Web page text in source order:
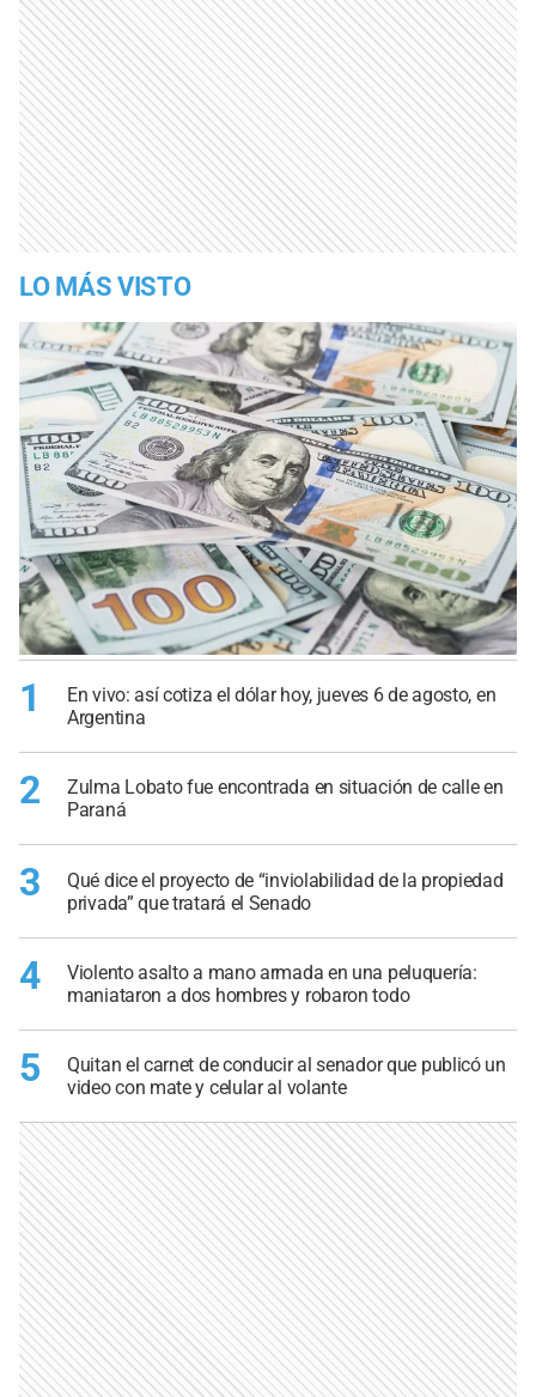
LO MÁS VISTO
1
En vivo: así cotiza el dólar hoy, jueves 6 de agosto, en
Argentina
2
Zulma Lobato fue encontrada en situación de calle en
Paraná
3
Qué dice el proyecto de “inviolabilidad de la propiedad
privada” que tratará el Senado
4
Violento asalto a mano armada en una peluquería:
maniataron a dos hombres y robaron todo
5
Quitan el carnet de conducir al senador que publicó un
video con mate y celular al volante